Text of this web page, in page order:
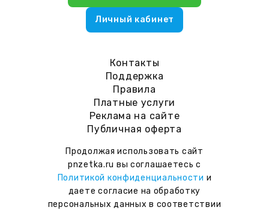
Контакты
Поддержка
Правила
Платные услуги
Реклама на сайте
Публичная оферта
Продолжая использовать сайт
pnzetka.ru вы соглашаетесь с
Политикой конфиденциальности и
даете согласие на обработку
персональных данных в соответствии
Личный кабинет